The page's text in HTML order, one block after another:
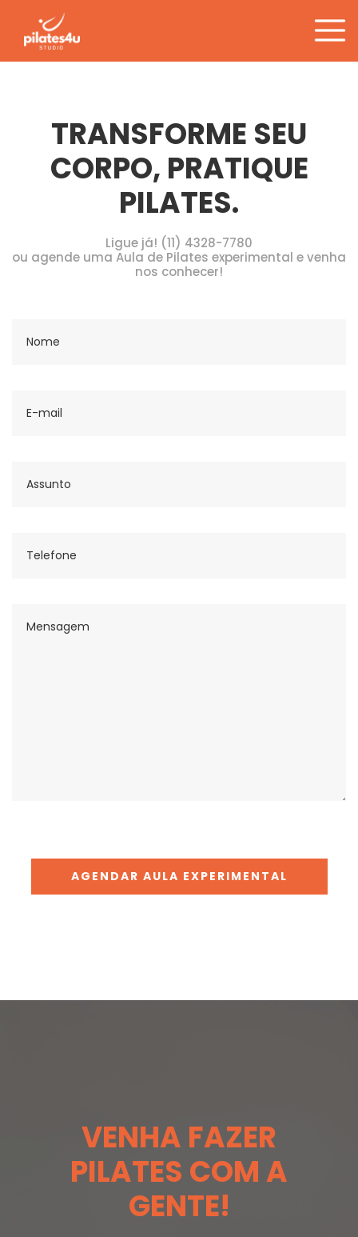
conteúdo
Tag:
TRANSFORME SEU
CORPO, PRATIQUE
PILATES.
Ligue já! (11) 4328-7780
ou agende uma Aula de Pilates experimental e venha
nos conhecer!
VENHA FAZER
PILATES COM A
GENTE!